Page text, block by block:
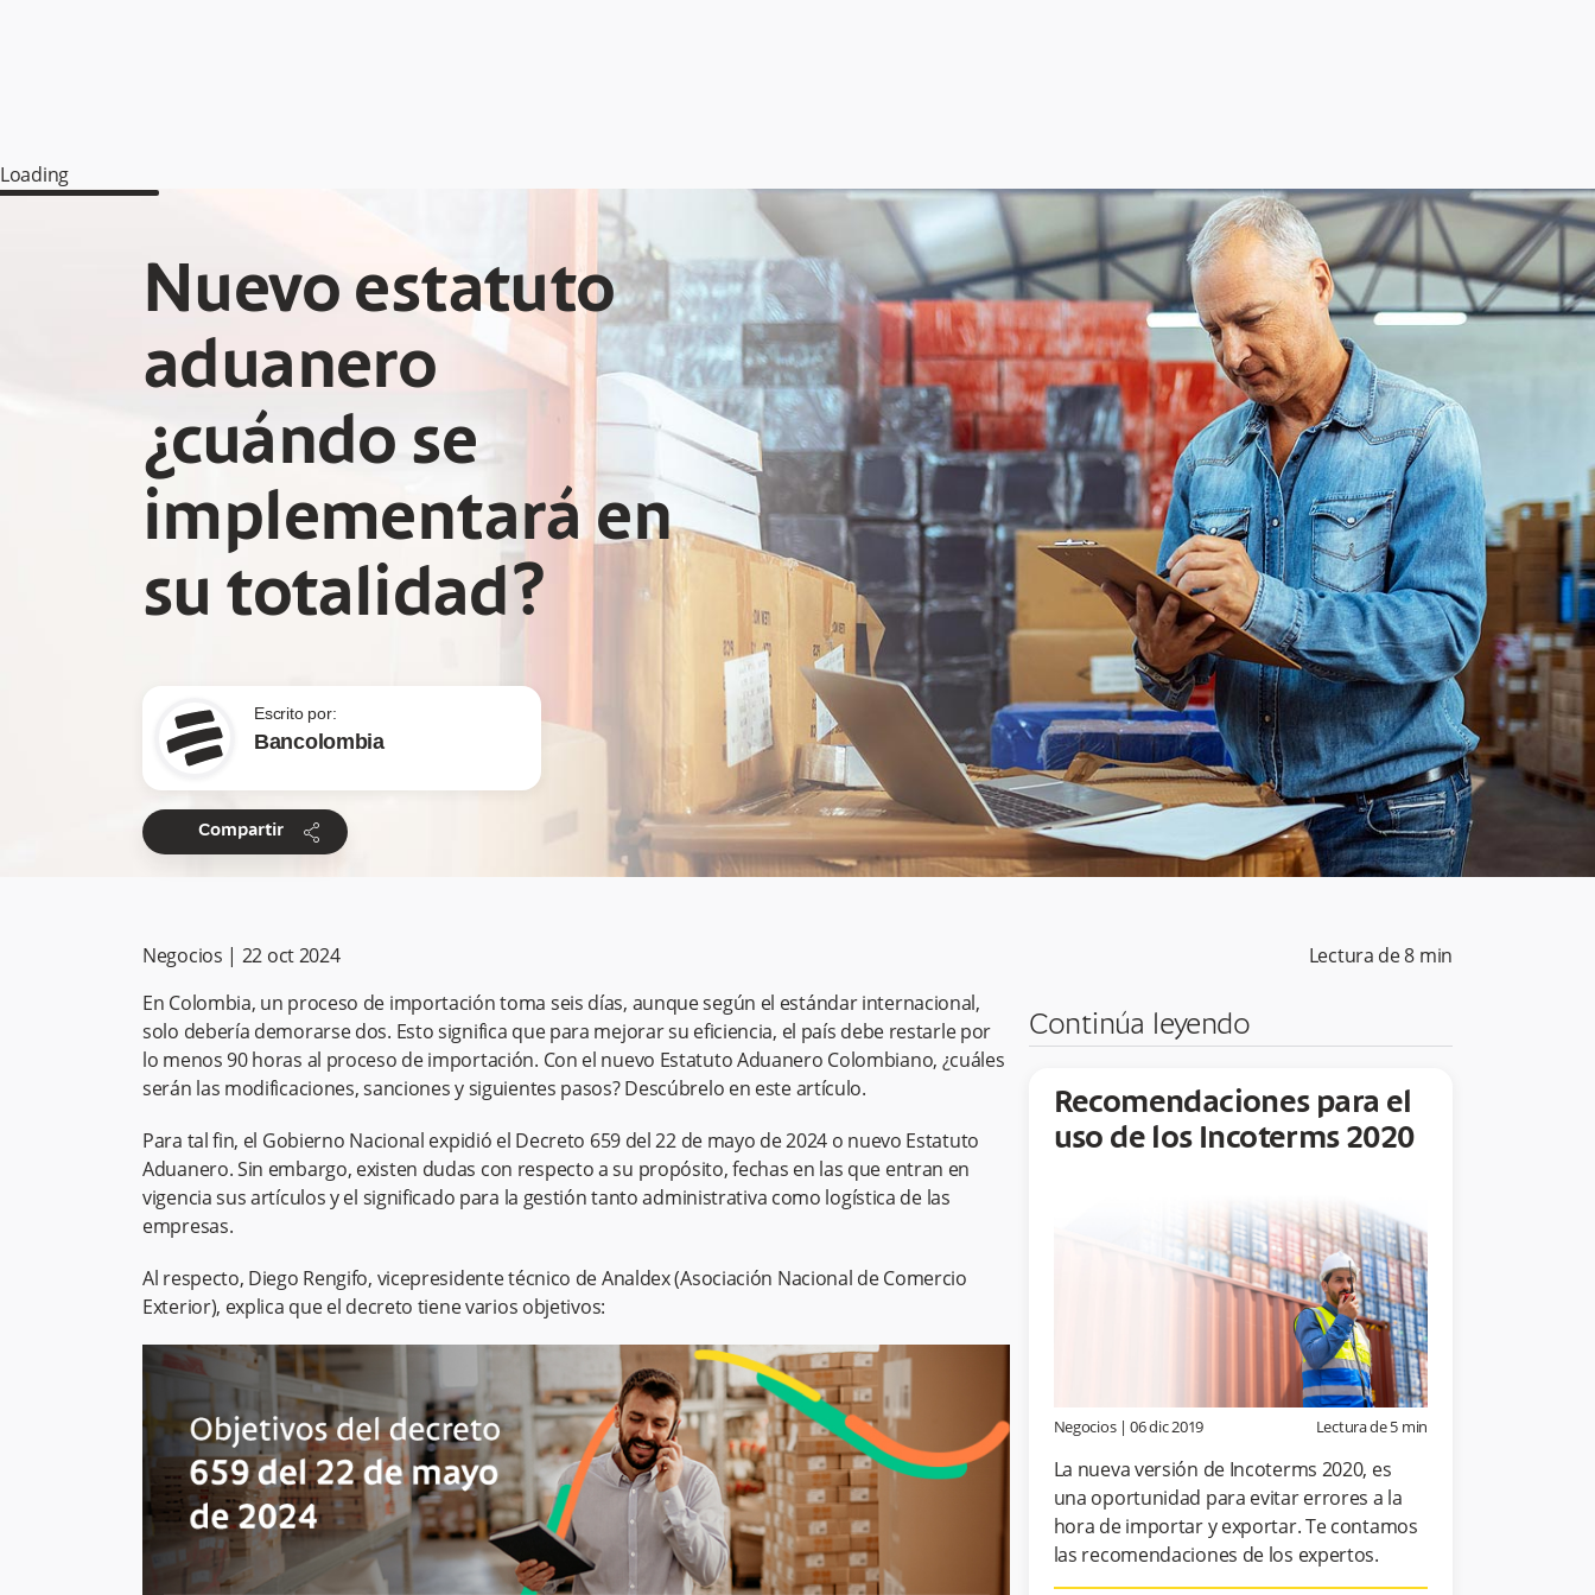
Loading
Nuevo estatuto
aduanero
¿cuándo se
implementará en
su totalidad?
Escrito por:
Bancolombia
Compartir share
Negocios | 22 oct 2024 Lectura de8 min
En Colombia, un proceso de importación toma seis días, aunque según el estándar internacional,
solo debería demorarse dos. Esto significa que para mejorar su eficiencia, el país debe restarle por
lo menos 90 horas al proceso de importación. Con el nuevo Estatuto Aduanero Colombiano, ¿cuáles
serán las modificaciones, sanciones y siguientes pasos? Descúbrelo en este artículo.
Para tal fin, el Gobierno Nacional expidió el Decreto 659 del 22 de mayo de 2024 o nuevo Estatuto
Aduanero. Sin embargo, existen dudas con respecto a su propósito, fechas en las que entran en
vigencia sus artículos y el significado para la gestión tanto administrativa como logística de las
empresas.
Al respecto, Diego Rengifo, vicepresidente técnico de Analdex (Asociación Nacional de Comercio
Exterior), explica que el decreto tiene varios objetivos:
Continúa leyendo
Recomendaciones para el
uso de los Incoterms 2020
Negocios|06 dic 2019 Lectura de5 min
La nueva versión de Incoterms 2020, es
una oportunidad para evitar errores a la
hora de importar y exportar. Te contamos
las recomendaciones de los expertos.